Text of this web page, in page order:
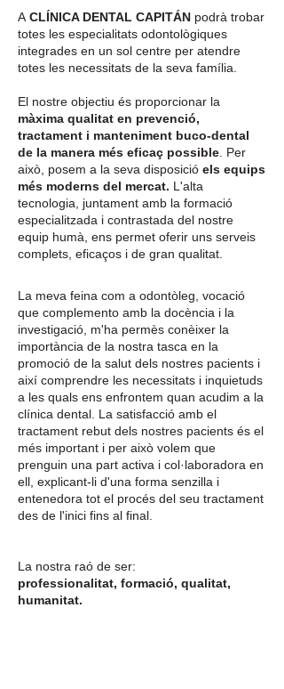
A CLÍNICA DENTAL CAPITÁN podrà trobar
totes les especialitats odontològiques
integrades en un sol centre per atendre
totes les necessitats de la seva família.
El nostre objectiu és proporcionar la
màxima qualitat en prevenció,
tractament i manteniment buco-dental
de la manera més eficaç possible . Per
això, posem a la seva disposició els equips
més moderns del mercat. L'alta
tecnologia, juntament amb la formació
especialitzada i contrastada del nostre
equip humà, ens permet oferir uns serveis
complets, eficaços i de gran qualitat.
La meva feina com a odontòleg, vocació
que complemento amb la docència i la
investigació, m'ha permès conèixer la
importància de la nostra tasca en la
promoció de la salut dels nostres pacients i
així comprendre les necessitats i inquietuds
a les quals ens enfrontem quan acudim a la
clínica dental. La satisfacció amb el
tractament rebut dels nostres pacients és el
més important i per això volem que
prenguin una part activa i col·laboradora en
ell, explicant-li d'una forma senzilla i
entenedora tot el procés del seu tractament
des de l'inici fins al final.
La nostra raó de ser:
professionalitat, formació, qualitat,
humanitat.